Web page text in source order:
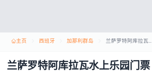
主页 西班牙 加那利群岛 兰萨罗特阿库拉瓦水上乐园门票
兰萨罗特阿库拉瓦水上乐园门票